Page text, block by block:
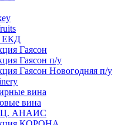
ЕКД
Гаясон
Гаясон п/у
Гаясон Новогодняя п/у
вина
вина
АНАИС